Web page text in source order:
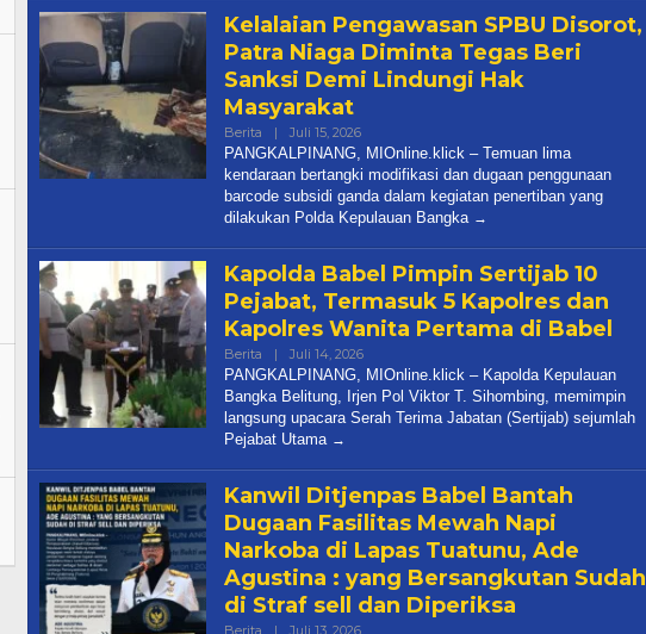
Kelalaian Pengawasan SPBU Disorot,
Patra Niaga Diminta Tegas Beri
Sanksi Demi Lindungi Hak
Masyarakat
Berita | Juli 15, 2026Oleh
Admin
Media
PANGKALPINANG, MIOnline.klick – Temuan lima
kendaraan bertangki modifikasi dan dugaan penggunaan
barcode subsidi ganda dalam kegiatan penertiban yang
dilakukan Polda Kepulauan Bangka
Kapolda Babel Pimpin Sertijab 10
Pejabat, Termasuk 5 Kapolres dan
Kapolres Wanita Pertama di Babel
Berita | Juli 14, 2026Oleh
Admin
Media
PANGKALPINANG, MIOnline.klick – Kapolda Kepulauan
Bangka Belitung, Irjen Pol Viktor T. Sihombing, memimpin
langsung upacara Serah Terima Jabatan (Sertijab) sejumlah
Pejabat Utama
Kanwil Ditjenpas Babel Bantah
Dugaan Fasilitas Mewah Napi
Narkoba di Lapas Tuatunu, Ade
Agustina : yang Bersangkutan Sudah
di Straf sell dan Diperiksa
Berita | Juli 13, 2026Oleh